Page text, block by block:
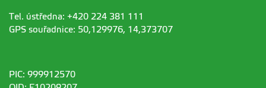
Tel. ústředna: +420 224 381 111
GPS souřadnice: 50,129976, 14,373707
PIC: 999912570